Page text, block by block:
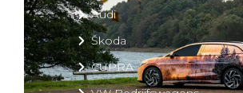
Audi
Škoda
CUPRA